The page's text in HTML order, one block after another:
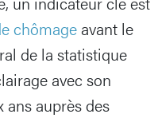
chômage avant le
de la statistique
avec son
ans auprès des